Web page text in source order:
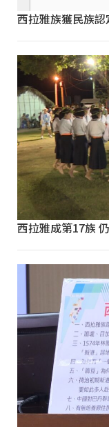
西拉雅族獲民族
西拉雅成第17族